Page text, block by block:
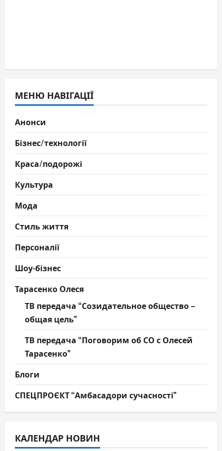
МЕНЮ НАВІГАЦІЇ
Анонси
Бізнес/технології
Краса/подорожі
Культура
Мода
Стиль життя
Персоналії
Шоу-бізнес
Тарасенко Олеся
ТВ передача “Созидательное общество –
общая цель”
ТВ передача “Поговорим об СО с Олесей
Тарасенко”
Блоги
СПЕЦПРОЄКТ “Амбасадори сучасності”
КАЛЕНДАР НОВИН